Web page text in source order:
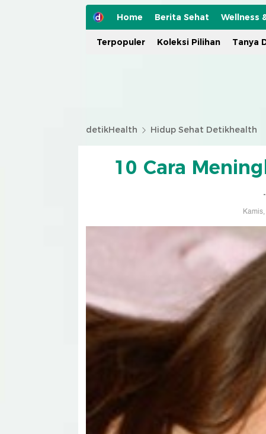
Home Berita Sehat Wellness
Terpopuler Koleksi Pilihan Tanya
detikHealth Hidup Sehat Detikhealth
10 Cara
-